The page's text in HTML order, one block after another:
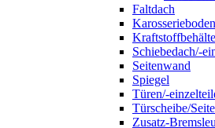
Faltdach
Schiebedach/-
Seitenwand
Spiegel
Türen/-
Türscheibe/
Zusatz-